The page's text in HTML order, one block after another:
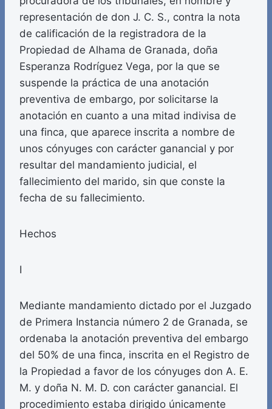
representación de don J. C. S., contra la nota
de calificación de la registradora de la
Propiedad de Alhama de Granada, doña
Esperanza Rodríguez Vega, por la que se
suspende la práctica de una anotación
preventiva de embargo, por solicitarse la
anotación en cuanto a una mitad indivisa de
una finca, que aparece inscrita a nombre de
unos cónyuges con carácter ganancial y por
resultar del mandamiento judicial, el
fallecimiento del marido, sin que conste la
fecha de su fallecimiento.
Hechos
I
Mediante mandamiento dictado por el Juzgado
de Primera Instancia número 2 de Granada, se
ordenaba la anotación preventiva del embargo
del 50% de una finca, inscrita en el Registro de
la Propiedad a favor de los cónyuges don A. E.
M. y doña N. M. D. con carácter ganancial. El
procedimiento estaba dirigido únicamente